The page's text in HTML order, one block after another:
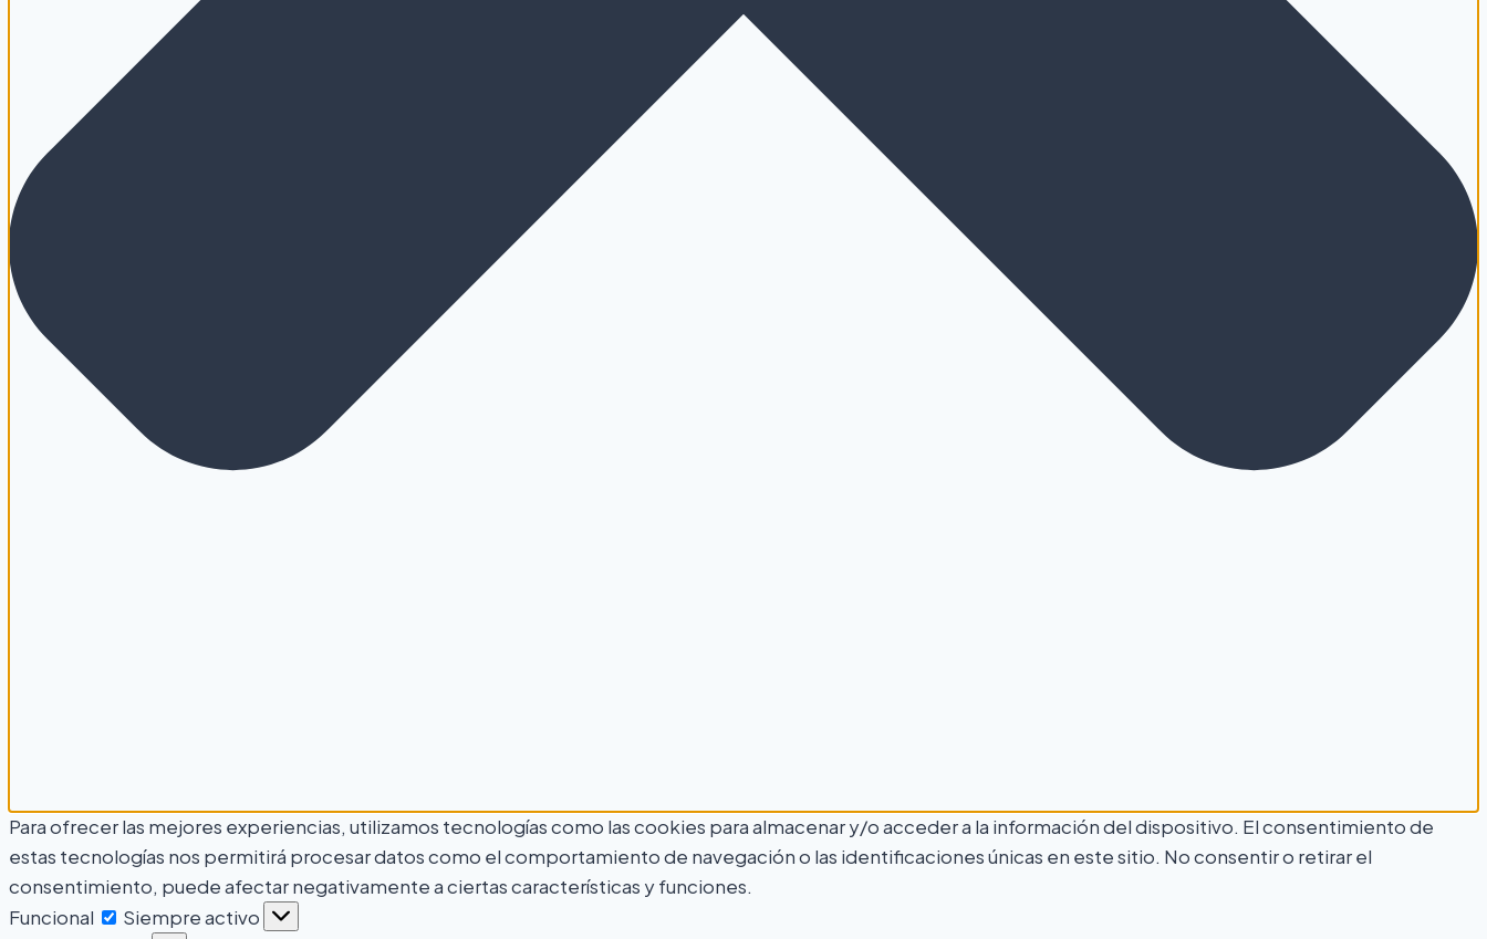
Para ofrecer las mejores experiencias, utilizamos tecnologías como las cookies para almacenar y/o acceder a la información del dispositivo. El consentimiento de
estas tecnologías nos permitirá procesar datos como el comportamiento de navegación o las identificaciones únicas en este sitio. No consentir o retirar el
consentimiento, puede afectar negativamente a ciertas características y funciones.
Funcional
Siempre activo